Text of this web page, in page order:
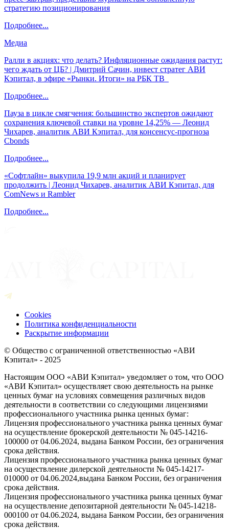
стратегию позиционирования
Подробнее...
Медиа
Ралли в акциях: что делать? Инфляционные ожидания растут:
чего ждать от ЦБ? | Дмитрий Сачин, инвест стратег АВИ
Кэпитал, в эфире «Рынки. Итоги» на РБК ТВ
Подробнее...
Пауза в цикле смягчения: большинство экспертов ожидают
сохранения ключевой ставки на уровне 14,25% — Леонид
Чихарев, аналитик АВИ Кэпитал, для консенсус-прогноза
Cbonds
Подробнее...
«Софтлайн» выкупила 19,9 млн акций и планирует
продолжить | Леонид Чихарев, аналитик АВИ Кэпитал, для
ComNews и Rambler
Подробнее...
Cookies
Политика конфиденциальности
Раскрытие информации
© Общество с ограниченной ответственностью «АВИ
Кэпитал» - 2025
Настоящим ООО «АВИ Кэпитал» уведомляет о том, что ООО
«АВИ Кэпитал» осуществляет свою деятельность на рынке
ценных бумаг на условиях совмещения различных видов
деятельности в соответствии со следующими лицензиями
профессионального участника рынка ценных бумаг:
Лицензия профессионального участника рынка ценных бумаг
на осуществление брокерской деятельности № 045-14216-
100000 от 04.06.2024, выдана Банком России, без ограничения
срока действия.
Лицензия профессионального участника рынка ценных бумаг
на осуществление дилерской деятельности № 045-14217-
010000 от 04.06.2024,выдана Банком России, без ограничения
срока действия.
Лицензия профессионального участника рынка ценных бумаг
на осуществление депозитарной деятельности № 045-14218-
000100 от 04.06.2024, выдана Банком России, без ограничения
срока действия.